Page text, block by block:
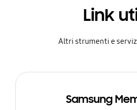
Link
Altri strumenti e
Samsung